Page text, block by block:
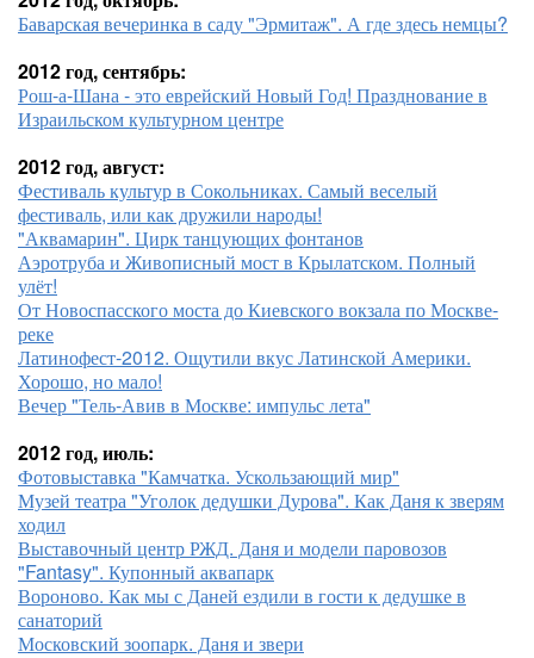
Баварская вечеринка в саду "Эрмитаж". А где здесь немцы?
2012 год, сентябрь:
Рош-а-Шана - это еврейский Новый Год! Празднование в
Израильском культурном центре
2012 год, август:
Фестиваль культур в Сокольниках. Самый веселый
фестиваль, или как дружили народы!
"Аквамарин". Цирк танцующих фонтанов
Аэротруба и Живописный мост в Крылатском. Полный
улёт!
От Новоспасского моста до Киевского вокзала по Москве-
реке
Латинофест-2012. Ощутили вкус Латинской Америки.
Хорошо, но мало!
Вечер "Тель-Авив в Москве: импульс лета"
2012 год, июль:
Фотовыставка "Камчатка. Ускользающий мир"
Музей театра "Уголок дедушки Дурова". Как Даня к зверям
ходил
Выставочный центр РЖД. Даня и модели паровозов
"Fantasy". Купонный аквапарк
Вороново. Как мы с Даней ездили в гости к дедушке в
санаторий
Московский зоопарк. Даня и звери